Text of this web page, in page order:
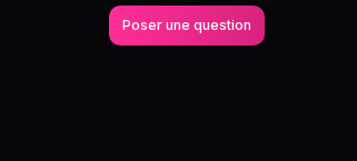
Poser une question